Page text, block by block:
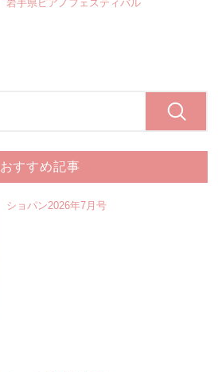
岩手県ピアノフェスティバル
おすすめ記事
ショパン2026年7月号